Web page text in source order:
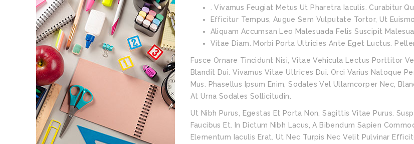
. Vivamus Feugiat Metus Ut Pharetra Iaculis. Curabitur
Efficitur Tempus, Augue Sem Vulputate Tortor, Ut
Aliquam Accumsan Leo Malesuada Felis Suscipit
Vitae Diam. Morbi Porta Ultricies Ante Eget Luctus.
Fusce Ornare Tincidunt Nisi, Vitae Vehicula Lectus Porttitor
Blandit Dui. Vivamus Vitae Ultrices Dui. Orci Varius Natoque
Mus. Phasellus Ipsum Enim, Sodales Vel Ullamcorper Nec,
At Urna Sodales Sollicitudin.
Ut Nibh Purus, Egestas Et Porta Non, Sagittis Vitae Purus.
Faucibus Et. In Dictum Nibh Lacus, A Bibendum Sapien
Elementum Iaculis Erat. Ut Nec Turpis Nec Velit Pulvinar